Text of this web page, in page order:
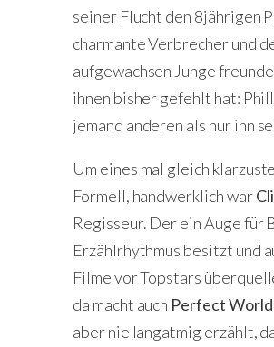
seiner Flucht den 8jährigen
charmante Verbrecher und
aufgewachsen Junge
ihnen bisher gefehlt hat:
jemand anderen als nur ihn
Um eines mal gleich
Formell, handwerklich war
Regisseur. Der ein Auge für
Erzählrhythmus besitzt und
Filme vor Topstars
da macht auch Perfect World
aber nie langatmig erzählt,